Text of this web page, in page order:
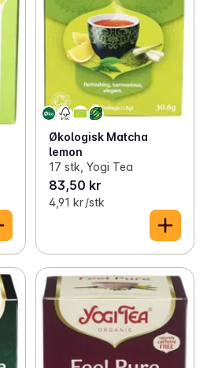
Økologisk Matcha
lemon
17 stk, Yogi Tea
83,50 kr
4,91 kr /stk